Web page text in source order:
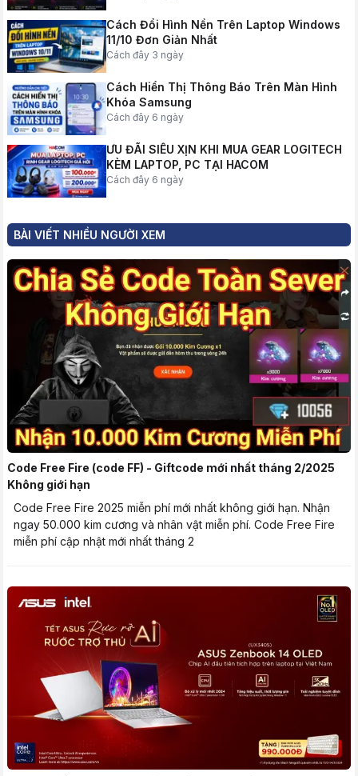
Cách Đổi Hình Nền Trên Laptop Windows
11/10 Đơn Giản Nhất
Cách đây 3 ngày
Cách Hiển Thị Thông Báo Trên Màn Hình
Khóa Samsung
Cách đây 6 ngày
ƯU ĐÃI SIÊU XỊN KHI MUA GEAR LOGITECH
KÈM LAPTOP, PC TẠI HACOM
Cách đây 6 ngày
BÀI VIẾT NHIỀU NGƯỜI XEM
Code Free Fire (code FF) - Giftcode mới nhất tháng 2/2025
Không giới hạn
Code Free Fire 2025 miễn phí mới nhất không giới hạn. Nhận
ngay 50.000 kim cương và nhân vật miễn phí. Code Free Fire
miễn phí cập nhật mới nhất tháng 2